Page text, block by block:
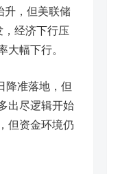
，但美联储
经济下行压
大幅下行。
准落地，但
出尽逻辑开始
但资金环境仍